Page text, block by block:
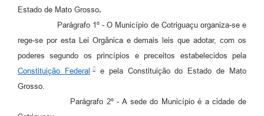
Estado de Mato Grosso.
Parágrafo 1º - O Município de Cotriguaçu organiza-se e
rege-se por esta Lei Orgânica e demais leis que adotar, com os
poderes segundo os princípios e preceitos estabelecidos pela
Constituição Federal
e pela Constituição do Estado de Mato
Grosso.
Parágrafo 2º - A sede do Município é a cidade de